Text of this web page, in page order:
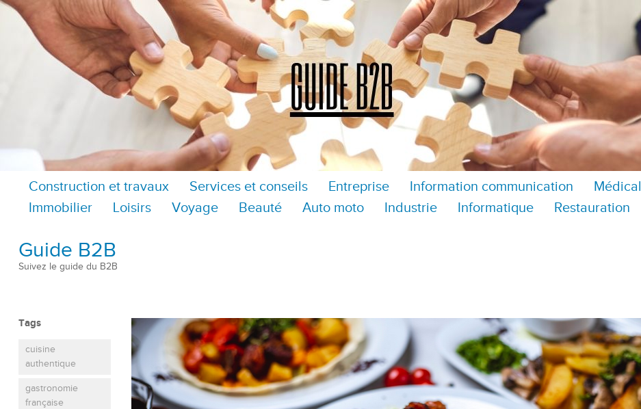
Construction et travaux Services et conseils Entreprise Information communication Médical
Immobilier
Loisirs Voyage Beauté Auto moto Industrie Informatique Restauration
Guide B2B
Suivez le guide du B2B
Tags
cuisine
authentique
gastronomie
française